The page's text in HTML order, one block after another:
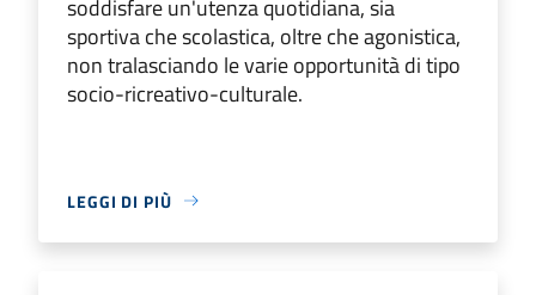
soddisfare un'utenza quotidiana, sia
sportiva che scolastica, oltre che agonistica,
non tralasciando le varie opportunità di tipo
socio-ricreativo-culturale.
LEGGI DI PIÙ